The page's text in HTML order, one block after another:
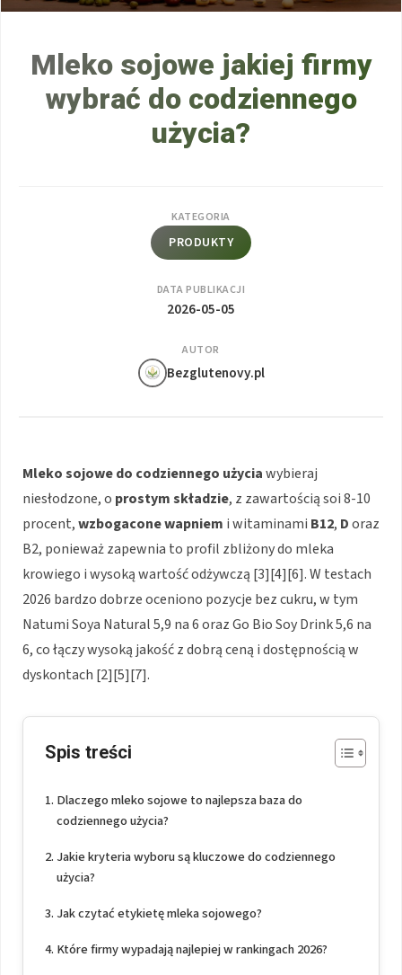
Mleko sojowe jakiej firmy
wybrać do codziennego
użycia?
KATEGORIA
PRODUKTY
DATA PUBLIKACJI
2026-05-05
AUTOR
Bezglutenovy.pl
Mleko sojowedo codziennego użyciawybieraj
niesłodzone, o prostym składzie, z zawartością soi 8-10
procent,wzbogacone wapniem i witaminami B12, Doraz
B2, ponieważ zapewnia to profil zbliżony do mleka
krowiego i wysoką wartość odżywczą [3][4][6]. W testach
2026 bardzo dobrze oceniono pozycje bez cukru, w tym
Natumi Soya Natural 5,9 na 6 oraz Go Bio Soy Drink 5,6 na
6, co łączy wysoką jakość z dobrą ceną i dostępnością w
dyskontach [2][5][7].
Spis treści
Dlaczego mleko sojowe to najlepsza baza do
codziennego użycia?
Jakie kryteria wyboru są kluczowe do codziennego
użycia?
Jak czytać etykietę mleka sojowego?
Które firmy wypadają najlepiej w rankingach 2026?